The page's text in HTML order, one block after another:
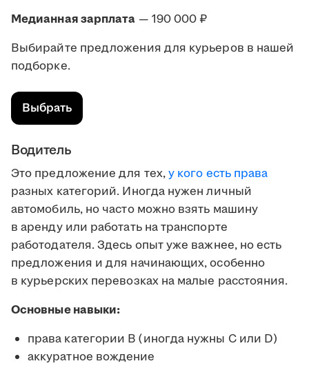
Медианная зарплата — 190 000 ₽
Выбирайте предложения для курьеров в нашей
подборке.
Выбрать
Водитель
Это предложение для тех,у кого есть права
разных категорий. Иногда нужен личный
автомобиль, но часто можно взять машину
в аренду или работать на транспорте
работодателя. Здесь опыт уже важнее, но есть
предложения и для начинающих, особенно
в курьерских перевозках на малые расстояния.
Основные навыки:
права категории B (иногда нужны C или D)
аккуратное вождение